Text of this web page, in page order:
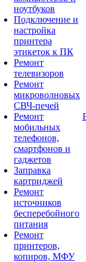
ноутбуков
Подключение и
настройка
принтера
этикеток к ПК
Ремонт
телевизоров
Ремонт
микроволновых
СВЧ-печей
Ремонт
мобильных
телефонов,
смартфонов и
гаджетов
Заправка
картриджей
Ремонт
источников
бесперебойного
питания
Ремонт
принтеров,
копиров, МФУ